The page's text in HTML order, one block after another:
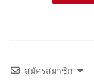
สมัครสมาชิก